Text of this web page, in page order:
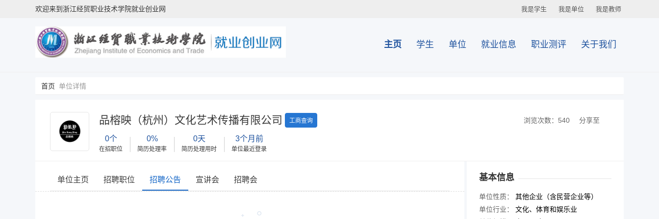
欢迎来到浙江经贸职业技术学院就业创业网 我是学生 我是单位 我是教师
主页 学生 单位 就业信息 职业测评 关于我们
首页 单位详情
品榕映（杭州）文化艺术传播有限公司 工商查询
0个
在招职位
0%
简历处理率
0天
简历处理用时
3个月前
单位最近登录
浏览次数：540 分享至
单位主页 招聘职位 招聘公告 宣讲会 招聘会 基本信息
单位性质：
其他企业（含民营企业等）
单位行业：
文化、体育和娱乐业